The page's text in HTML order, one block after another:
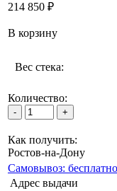
214 850 ₽
В корзину
Вес стека:
Количество:
Как получить:
Ростов-на-Дону
Самовывоз: бесплатно
Адрес выдачи